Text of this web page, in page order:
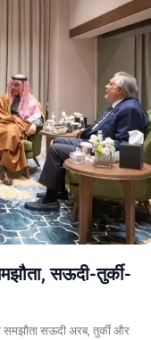
सऊदी-तुर्की-
समझौता सऊदी अरब, तुर्की और